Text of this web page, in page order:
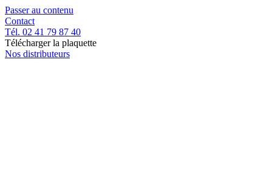
Passer au contenu
Contact
Tél. 02 41 79 87 40
Télécharger la plaquette
Nos distributeurs